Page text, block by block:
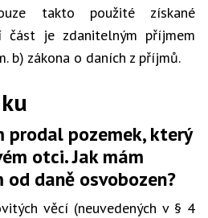
takto použité získané
část je zdanitelným příjmem
b) zákona o daních z příjmů.
prodal pozemek, který
otci. Jak mám
daně osvobozen?
věcí (neuvedených v § 4